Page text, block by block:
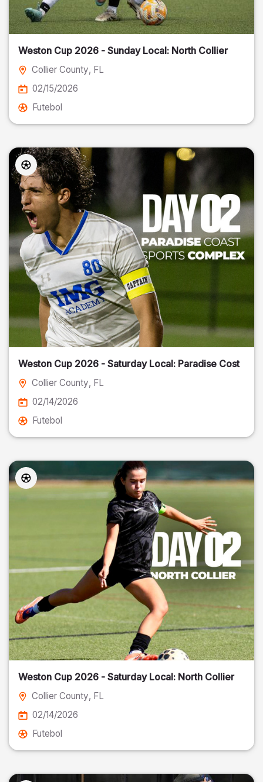
Weston Cup 2026 - Sunday Local: North Collier
Collier County, FL
02/15/2026
Futebol
Weston Cup 2026 - Saturday Local: Paradise Cost
Collier County, FL
02/14/2026
Futebol
Weston Cup 2026 - Saturday Local: North Collier
Collier County, FL
02/14/2026
Futebol